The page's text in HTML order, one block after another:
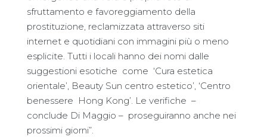
sfruttamento e favoreggiamento della
prostituzione, reclamizzata attraverso siti
internet e quotidiani con immagini più o meno
esplicite. Tutti i locali hanno dei nomi dalle
suggestioni esotiche come ‘Cura estetica
orientale’, Beauty Sun centro estetico’, ‘Centro
benessere Hong Kong’. Le verifiche –
conclude Di Maggio – proseguiranno anche nei
prossimi giorni”.